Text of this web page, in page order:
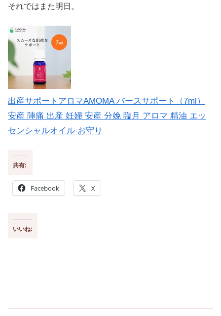
それではまた明日。
出産サポートアロマAMOMA バースサポート（7ml）
安産 陣痛 出産 妊婦 安産 分娩 臨月 アロマ 精油 エッ
センシャルオイル お守り
共有:
Facebook X
いいね: